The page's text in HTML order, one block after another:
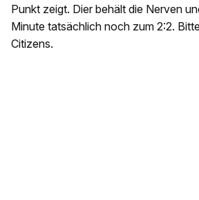
Punkt zeigt. Dier behält die Nerven
Minute tatsächlich noch zum 2:2.
Citizens.